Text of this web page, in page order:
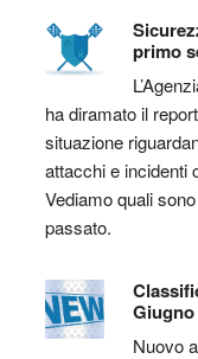
primo
ha diramato il
situazione
attacchi e incidenti
Vediamo quali
passato.
Giugno
Nuovo